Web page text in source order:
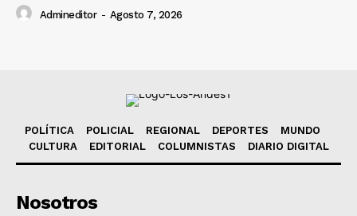
Admineditor - Agosto 7, 2026
POLÍTICA POLICIAL REGIONAL DEPORTES
MUNDO
CULTURA
EDITORIAL COLUMNISTAS DIARIO DIGITAL
Nosotros